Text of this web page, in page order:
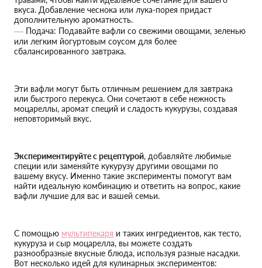
вкуса. Добавление чеснока или лука-порея придаст
дополнительную ароматность.
Подача: Подавайте вафли со свежими овощами, зеленью
или легким йогуртовым соусом для более
сбалансированного завтрака.
Эти вафли могут быть отличным решением для завтрака
или быстрого перекуса. Они сочетают в себе нежность
моцареллы, аромат специй и сладость кукурузы, создавая
неповторимый вкус.
Экспериментируйте с рецептурой, добавляйте любимые
специи или заменяйте кукурузу другими овощами по
вашему вкусу. Именно такие эксперименты помогут вам
найти идеальную комбинацию и ответить на вопрос, какие
вафли лучшие для вас и вашей семьи.
С помощью мультипекаря и таких ингредиентов, как тесто,
кукуруза и сыр моцарелла, вы можете создать
разнообразные вкусные блюда, используя разные насадки.
Вот несколько идей для кулинарных экспериментов: